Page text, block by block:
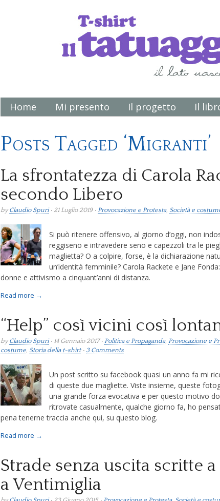
Main menu
Home Mi presento Il progetto Il
Posts Tagged ‘Migranti’
La sfrontatezza di Carola
secondo Libero
byClaudio Spuri• 21 Luglio 2019 • Provocazione e Protesta, Società e
Si può ritenere offensivo, al giorno d’oggi, non
reggiseno e intravedere seno e capezzoli tra le
maglietta? O a colpire, forse, è la dichiarazione
un’identità femminile? Carola Rackete e Jane
donne e attivismo a cinquant’anni di distanza.
Read more →
“Help” così vicini così
byClaudio Spuri• 14 Gennaio 2017 • Politica e Propaganda, Provocazione e
costume, Storia della t-shirt• 3 Comments
Un post scritto su facebook quasi un anno fa mi
di queste due magliette. Viste insieme, queste
una grande forza evocativa e per questo motivo
ritrovate casualmente, qualche giorno fa, ho
pena tenerne traccia anche qui, su questo blog.
Read more →
Strade senza uscita scritte
a Ventimiglia